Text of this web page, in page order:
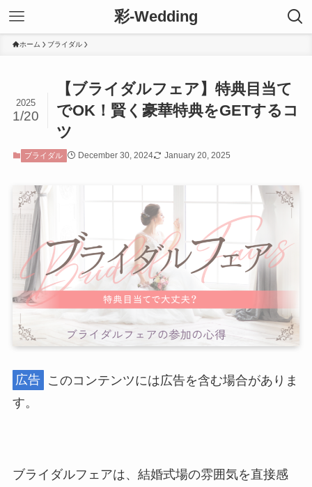
彩-Wedding
ホーム ブライダル
【ブライダルフェア】特典目当て
でOK！賢く豪華特典をGETするコ
ツ
2025
1/20
ブライダル December 30, 2024 January 20, 2025
広告 このコンテンツには広告を含む場合がありま
す。
ブライダルフェアは、結婚式場の雰囲気を直接感